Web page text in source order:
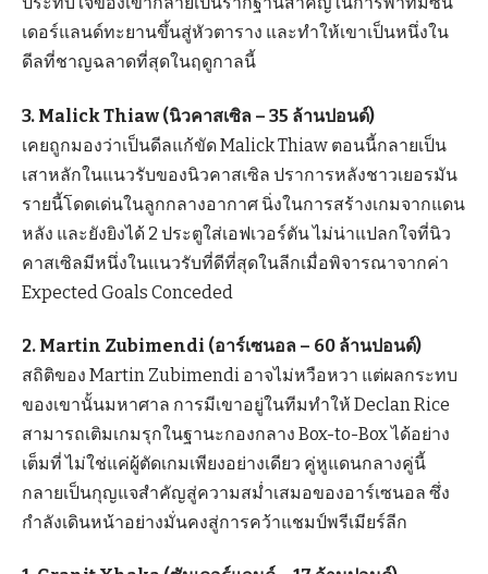
เดอร์แลนด์ทะยานขึ้นสู่หัวตาราง และทำให้เขาเป็นหนึ่งใน
ดีลที่ชาญฉลาดที่สุดในฤดูกาลนี้
3. Malick Thiaw (นิวคาสเซิล – 35 ล้านปอนด์)
เคยถูกมองว่าเป็นดีลแก้ขัด Malick Thiaw ตอนนี้กลายเป็น
เสาหลักในแนวรับของนิวคาสเซิล ปราการหลังชาวเยอรมัน
รายนี้โดดเด่นในลูกกลางอากาศ นิ่งในการสร้างเกมจากแดน
หลัง และยังยิงได้ 2 ประตูใส่เอฟเวอร์ตัน ไม่น่าแปลกใจที่นิว
คาสเซิลมีหนึ่งในแนวรับที่ดีที่สุดในลีกเมื่อพิจารณาจากค่า
Expected Goals Conceded
2. Martin Zubimendi (อาร์เซนอล – 60 ล้านปอนด์)
สถิติของ Martin Zubimendi อาจไม่หวือหวา แต่ผลกระทบ
ของเขานั้นมหาศาล การมีเขาอยู่ในทีมทำให้ Declan Rice
สามารถเติมเกมรุกในฐานะกองกลาง Box-to-Box ได้อย่าง
เต็มที่ ไม่ใช่แค่ผู้ตัดเกมเพียงอย่างเดียว คู่หูแดนกลางคู่นี้
กลายเป็นกุญแจสำคัญสู่ความสม่ำเสมอของอาร์เซนอล ซึ่ง
กำลังเดินหน้าอย่างมั่นคงสู่การคว้าแชมป์พรีเมียร์ลีก